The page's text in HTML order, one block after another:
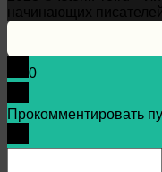
0
Прокомментировать